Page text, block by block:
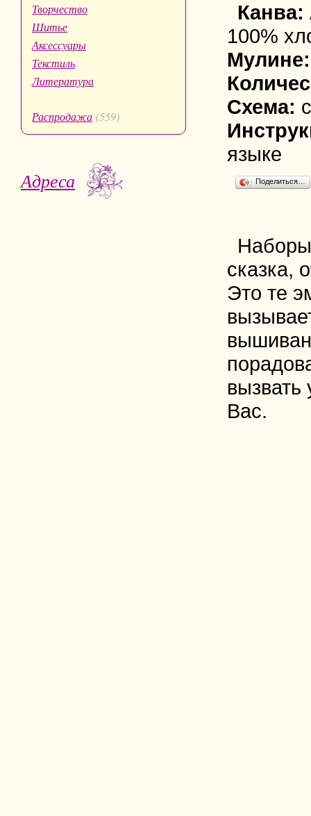
Творчество
Шитье
Аксессуары
Текстиль
Литература
Распродажа (559)
Адреса
Канва:
100%
Схема:
языке
Поделиться…
сказка,
Это те
вызвать
Вас.